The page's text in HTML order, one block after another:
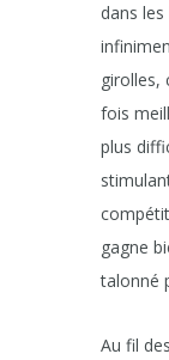
dans
girolles,
fois
plus
gagne
talonné
Au fil